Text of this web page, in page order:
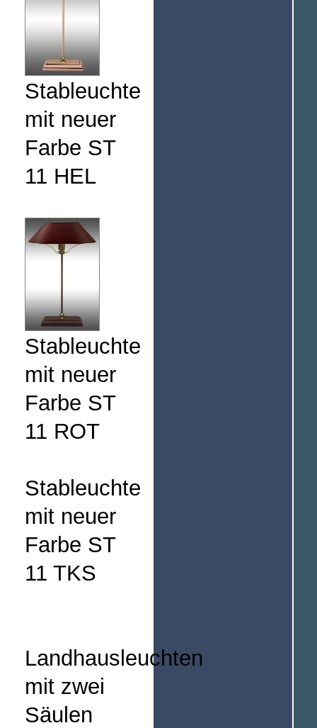
Stableuchte
mit neuer
Farbe ST
11 HEL
Stableuchte
mit neuer
Farbe ST
11 ROT
Stableuchte
mit neuer
Farbe ST
11 TKS
Landhausleuchten
mit zwei
Säulen